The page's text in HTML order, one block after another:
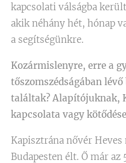
kapcsolati válságba
akik néhány hét, hónap
a segítségünkre.
Kozármislenyre, erre a
tőszomszédságában
találtak? Alapítójuknak,
kapcsolata vagy
Kapisztrána nővér
Budapesten élt. Ő már